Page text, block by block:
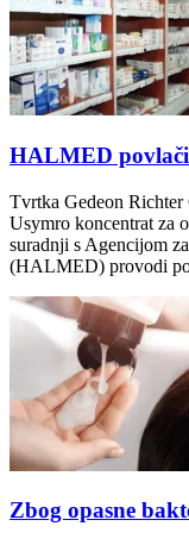
HALMED
Tvrtka Gedeon
Usymro koncentrat za
suradnji s Agencijom
(HALMED) provodi
Zbog opasne